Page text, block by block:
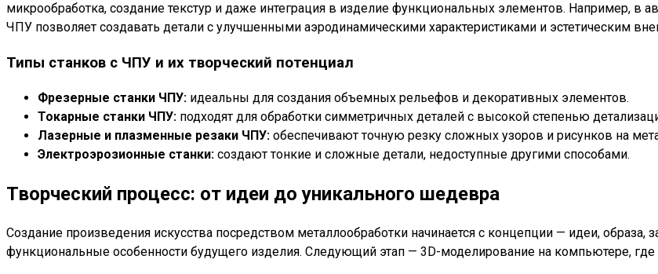
микрообработка, создание текстур и даже интеграция в изделие функциональных элементов. Например,
ЧПУ позволяет создавать детали с улучшенными аэродинамическими характеристиками и эстетическим
Типы станков с ЧПУ и их творческий потенциал
Фрезерные станки ЧПУ: идеальны для создания объемных рельефов и декоративных элементов.
Токарные станки ЧПУ: подходят для обработки симметричных деталей с высокой степенью
Лазерные и плазменные резаки ЧПУ: обеспечивают точную резку сложных узоров и рисунков на
Электроэрозионные станки: создают тонкие и сложные детали, недоступные другими способами.
Творческий процесс: от идеи до уникального шедевра
Создание произведения искусства посредством металлообработки начинается с концепции — идеи,
функциональные особенности будущего изделия. Следующий этап — 3D-моделирование на компьютере, где